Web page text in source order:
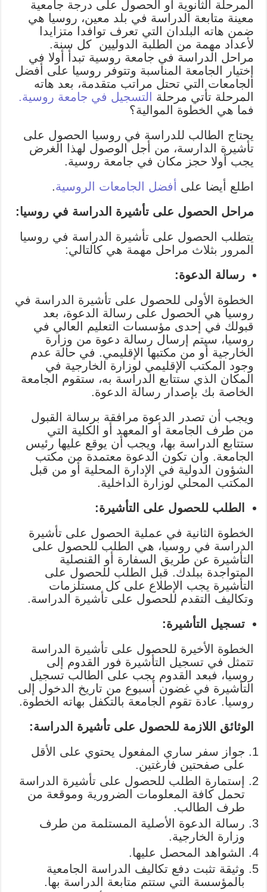
المرحلة الثانوية أو الحصول على درجة جامعية
معينة متابعة الدراسة في بلد معين، روسيا هي
ضمن هاته البلدان التي تعرف توافدا متزايدا
لأعداد مهمة من الطلبة الدوليين كل سنة.
مراحل الدراسة في جامعة روسية تبدأ أولا في
إختيار الجامعة المناسبة وتتوفر روسيا على أفضل
الجامعات التي تحتل مراتب متقدمة، بعد هاته
المرحلة تأتي مرحلة التسجيل في جامعة روسية.
فما هي الخطوة الموالية؟
يحتاج الطالب للدراسة في روسيا الحصول على
تأشيرة الدارسة، من أجل الوصول لهذا الغرض
يجب أولا حجز مكان في جامعة روسية.
اطلع أيضا على أفضل الجامعات الروسية.
مراحل الحصول على تأشيرة الدراسة في روسيا:
يتطلب الحصول على تأشيرة الدراسة في روسيا
المرور بثلاث مراحل مهمة هي كالتالي:
رسالة الدعوة:
الخطوة الأولى للحصول على تأشيرة الدراسة في
روسيا هي الحصول على رسالة الدعوة، بعد
قبولك في إحدى مؤسسات التعليم العالي في
روسيا، سيتم إرسال رسالة دعوة من وزارة
الخارجية أو من مكتبها الإقليمي. في حالة عدم
وجود المكتب الإقليمي لوزارة الخارجية في
المكان الذي ستتابع الدراسة به، ستقوم الجامعة
الخاصة بك بإصدار رسالة الدعوة.
ويجب أن تصدر الدعوة مرافقة برسالة القبول
من طرف الجامعة أو المعهد أو الكلية التي
ستتابع الدراسة بها، ويجب أن يوقع عليها رئيس
الجامعة. وأن تكون الدعوة معتمدة من مكتب
الشؤون الدولية في الإدارة المحلية أو من قبل
المكتب المحلي لوزارة الداخلية.
الطلب للحصول على التأشيرة:
الخطوة الثانية في عملية الحصول على تأشيرة
الدراسة في روسيا، هي الطلب للحصول على
التأشيرة عن طريق السفارة أو القنصلية
المتواجدة ببلدك. قبل الطلب للحصول على
التأشيرة يجب الإطلاع على كل مستلزمات
وتكاليف التقدم للحصول على تأشيرة الدراسة.
تسجيل التأشيرة:
الخطوة الأخيرة للحصول على تأشيرة الدراسة
تتمثل في تسجيل التأشيرة فور القدوم إلى
روسيا، فبعد القدوم يجب على الطالب تسجيل
التأشيرة في غضون أسبوع من تاريخ الدخول إلى
روسيا. عادة تقوم الجامعة بالتكفل بهاته الخطوة.
الوثائق اللازمة للحصول على تأشيرة الدراسة:
جواز سفر ساري المفعول يحتوي على الأقل
على صفحتين فارغتين.
إستمارة الطلب للحصول على تأشيرة الدراسة
تحمل كافة المعلومات الضرورية وموقعة من
طرف الطالب.
رسالة الدعوة الأصلية المستلمة من طرف
وزارة الخارجية.
الشواهد المحصل عليها.
وثيقة تثبت دفع تكاليف الدراسة الجامعية
بالمؤسسة التي ستتم متابعة الدراسة بها.